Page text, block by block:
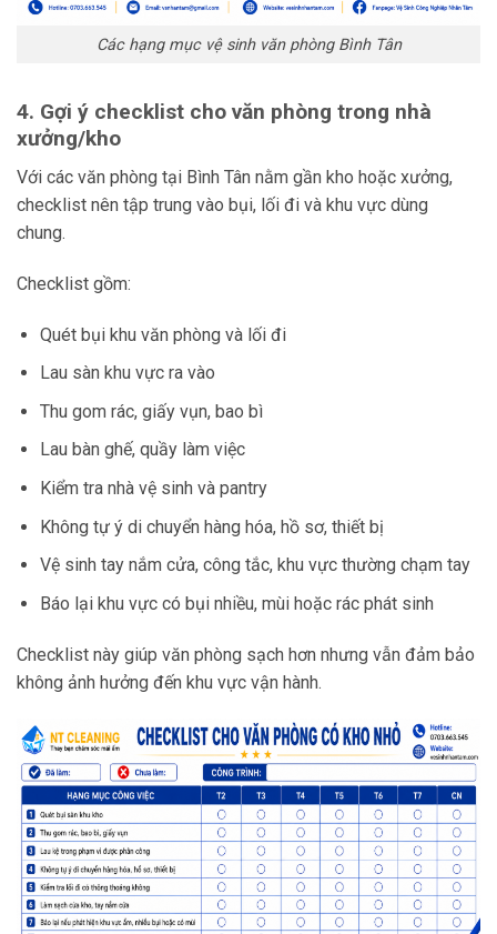
Các hạng mục vệ sinh văn phòng Bình Tân
4. Gợi ý checklist cho văn phòng trong nhà
xưởng/kho
Với các văn phòng tại Bình Tân nằm gần kho hoặc xưởng,
checklist nên tập trung vào bụi, lối đi và khu vực dùng
chung.
Checklist gồm:
Quét bụi khu văn phòng và lối đi
Lau sàn khu vực ra vào
Thu gom rác, giấy vụn, bao bì
Lau bàn ghế, quầy làm việc
Kiểm tra nhà vệ sinh và pantry
Không tự ý di chuyển hàng hóa, hồ sơ, thiết bị
Vệ sinh tay nắm cửa, công tắc, khu vực thường chạm tay
Báo lại khu vực có bụi nhiều, mùi hoặc rác phát sinh
Checklist này giúp văn phòng sạch hơn nhưng vẫn đảm bảo
không ảnh hưởng đến khu vực vận hành.